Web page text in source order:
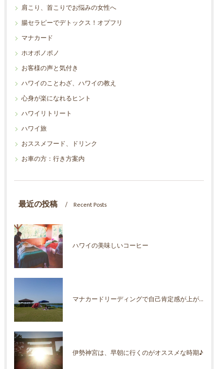
肩こり、首こりでお悩みの女性へ
腸セラピーでデトックス！オプフリ
マナカード
ホオポノポノ
お客様の声と気付き
ハワイのことわざ、ハワイの教え
心身が楽になれるヒント
ハワイリトリート
ハワイ旅
おススメフード、ドリンク
お車の方：行き方案内
最近の投稿 Recent Posts
ハワイの美味しいコーヒー
マナカードリーディングで自己肯定感が上がった！
伊勢神宮は、早朝に行くのがオススメな時期♪